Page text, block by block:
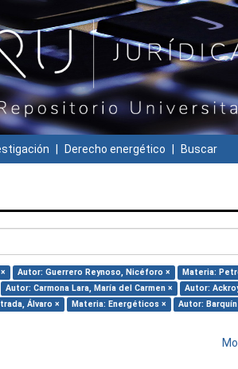
Derecho energético Buscar
Autor: Guerrero Reynoso, Nicéforo ×
Materia:
Autor: Carmona Lara, María del Carmen ×
Autor:
Álvaro × Materia: Energéticos ×
Autor: